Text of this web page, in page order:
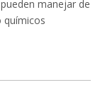
manejar de
químicos